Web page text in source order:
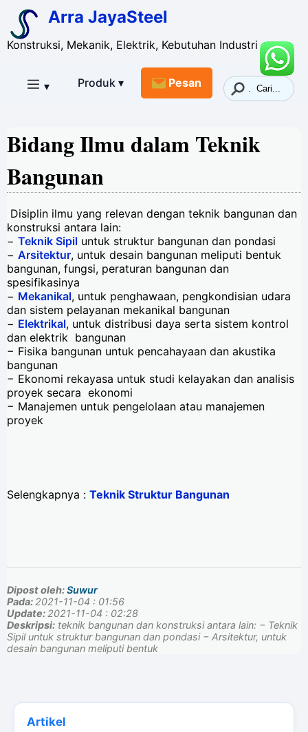
Arra JayaSteel
Konstruksi, Mekanik, Elektrik, Kebutuhan Industri
▾ Produk ▾ Pesan
Bidang Ilmu dalam Teknik
Bangunan
Disiplin ilmu yang relevan dengan teknik bangunan dan
konstruksi antara lain:
− Teknik Sipil untuk struktur bangunan dan pondasi
− Arsitektur, untuk desain bangunan meliputi bentuk
bangunan, fungsi, peraturan bangunan dan
spesifikasinya
− Mekanikal, untuk penghawaan, pengkondisian udara
dan sistem pelayanan mekanikal bangunan
− Elektrikal, untuk distribusi daya serta sistem kontrol
dan elektrik bangunan
− Fisika bangunan untuk pencahayaan dan akustika
bangunan
− Ekonomi rekayasa untuk studi kelayakan dan analisis
proyek secara ekonomi
− Manajemen untuk pengelolaan atau manajemen
proyek
Selengkapnya : Teknik Struktur Bangunan
Dipost oleh:Suwur
Pada: 2021-11-04 : 01:56
Update: 2021-11-04 : 02:28
Deskripsi: teknik bangunan dan konstruksi antara lain: − Teknik
Sipil untuk struktur bangunan dan pondasi − Arsitektur, untuk
desain bangunan meliputi bentuk
Artikel